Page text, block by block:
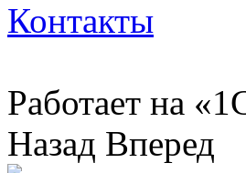
Контакты
Работает на
Назад Вперед